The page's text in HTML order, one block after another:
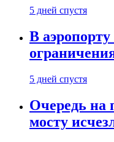
5 дней спустя
В
5 дней спустя
Очередь на
мосту